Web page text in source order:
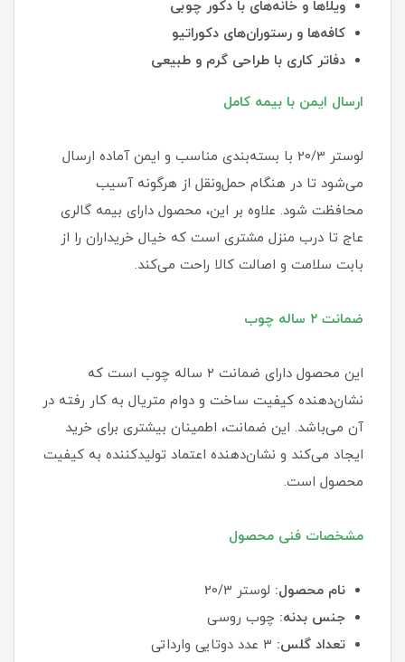
ویلاها و خانه‌های با دکور چوبی
کافه‌ها و رستوران‌های دکوراتیو
دفاتر کاری با طراحی گرم و طبیعی
ارسال ایمن با بیمه کامل
لوستر 20/3 با بسته‌بندی مناسب و ایمن آماده ارسال
می‌شود تا در هنگام حمل‌ونقل از هرگونه آسیب
محافظت شود. علاوه بر این، محصول دارای بیمه گالری
عاج تا درب منزل مشتری است که خیال خریداران را از
بابت سلامت و اصالت کالا راحت می‌کند.
ضمانت ۲ ساله چوب
این محصول دارای ضمانت ۲ ساله چوب است که
نشان‌دهنده کیفیت ساخت و دوام متریال به کار رفته در
آن می‌باشد. این ضمانت، اطمینان بیشتری برای خرید
ایجاد می‌کند و نشان‌دهنده اعتماد تولیدکننده به کیفیت
محصول است.
مشخصات فنی محصول
نام محصول: لوستر 20/3
جنس بدنه: چوب روسی
تعداد گلس: